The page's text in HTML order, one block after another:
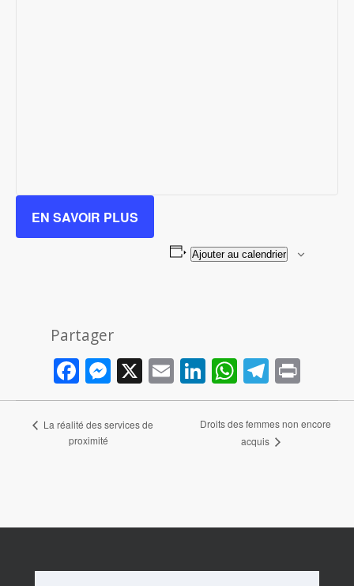
EN SAVOIR PLUS
Ajouter au calendrier
Partager
Facebook
Messenger
X EmailLinkedIn
Navigation
La réalité des services de
proximité
Droits des femmes non encore
acquis